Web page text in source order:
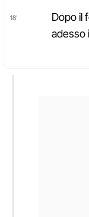
18'
Dopo il
adesso